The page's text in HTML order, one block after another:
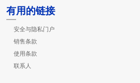
有用的链接
安全与隐私门户
销售条款
使用条款
联系人